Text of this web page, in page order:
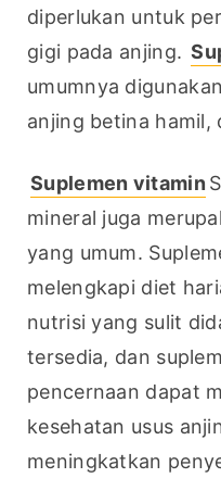
diperlukan untuk
gigi pada anjing.
umumnya
anjing betina hamil,
Suplemen vitamin
mineral juga
yang umum.
melengkapi diet
nutrisi yang sulit
tersedia, dan
pencernaan dapat
kesehatan usus
meningkatkan